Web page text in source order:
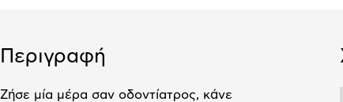
Περιγραφή
Ζήσε μία μέρα σαν οδοντίατρος, κάνε